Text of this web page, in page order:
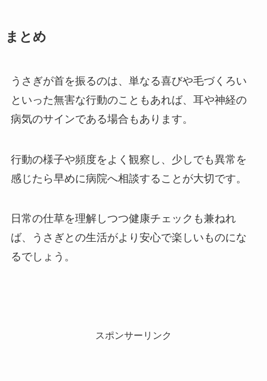
まとめ
うさぎが首を振るのは、単なる喜びや毛づくろい
といった無害な行動のこともあれば、耳や神経の
病気のサインである場合もあります。
行動の様子や頻度をよく観察し、少しでも異常を
感じたら早めに病院へ相談することが大切です。
日常の仕草を理解しつつ健康チェックも兼ねれ
ば、うさぎとの生活がより安心で楽しいものにな
るでしょう。
スポンサーリンク